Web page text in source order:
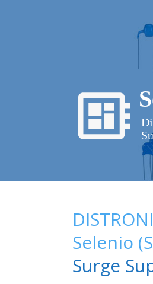
Selenio
Surge